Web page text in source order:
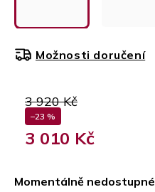
3 920 Kč
–23 %
3 010 Kč
Momentálně nedostupné
Možnosti doručení